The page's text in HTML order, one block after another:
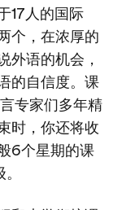
17人的国际
个，在浓厚的
外语的机会，
的自信度。课
专家们多年精
时，你还将收
6个星期的课